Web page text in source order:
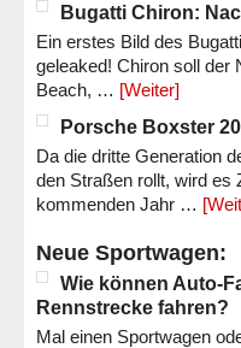
Bugatti Chiron:
Ein erstes Bild des
geleaked! Chiron soll der
Beach, … [Weiter]
Porsche Boxster
Da die dritte Generation
den Straßen rollt, wird es
kommenden Jahr …
Neue Sportwagen:
Wie können Auto-
Rennstrecke fahren?
Mal einen Sportwagen